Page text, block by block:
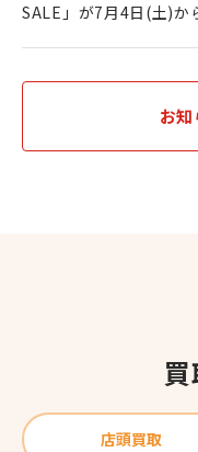
SALE」が7月4日(土)か
お
店頭買取